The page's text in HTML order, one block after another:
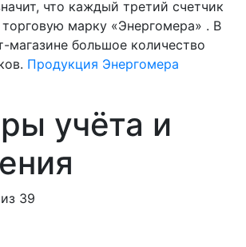
что каждый третий счетчик
марку «Энергомера» . В
магазине большое количество
Продукция Энергомера
учёта и
39